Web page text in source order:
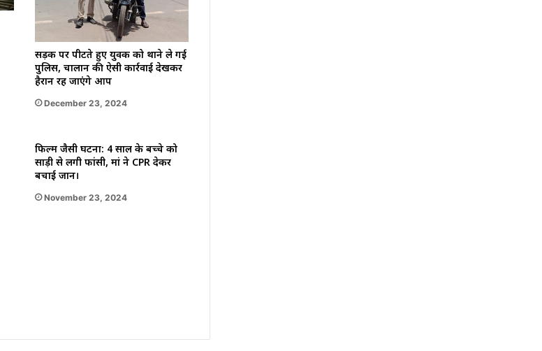
सड़क पर पीटते हुए युवक को थाने ले गई
पुलिस, चालान की ऐसी कार्रवाई देखकर
हैरान रह जाएंगे आप
December 23, 2024
फिल्म जैसी घटना: 4 साल के बच्चे को
साड़ी से लगी फांसी, मां ने CPR देकर
बचाई जान।
November 23, 2024